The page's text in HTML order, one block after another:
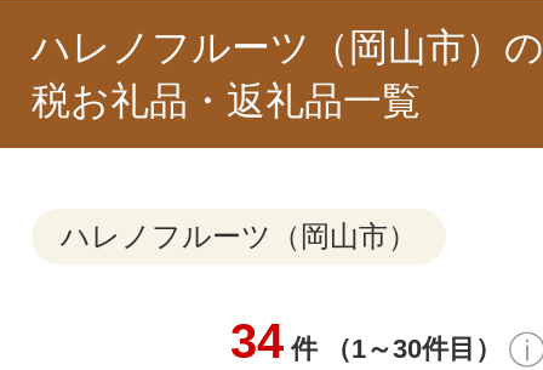
ハレノフルーツ（岡山市）
税お礼品・返礼品一覧
ハレノフルーツ（岡山市）
34 件 （1～30件目）